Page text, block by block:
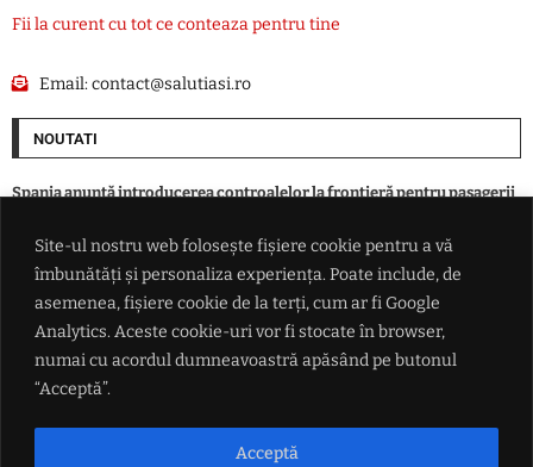
Site-ul nostru web folosește fișiere cookie pentru a vă
îmbunătăți și personaliza experiența. Poate include, de
asemenea, fișiere cookie de la terți, cum ar fi Google
Analytics. Aceste cookie-uri vor fi stocate în browser,
numai cu acordul dumneavoastră apăsând pe butonul
“Acceptă”.
Acceptă
Fii la curent cu tot ce conteaza pentru tine
Email:contact@salutiasi.ro
NOUTATI
Spania anunță introducerea controalelor la frontieră pentru pasagerii
Peste 100 de intervenții ale polițiștilor ieșeni într-o zi. Amenzi de peste
172.000 de lei și 37 de infracțiuni constatate
Astrele nu se aliniază deloc pentru Donald Trump. Instanța a blocat
construirea sălii de bal de la Casa Albă
Șofer de 45 de ani, prins băut la volan în Iași. Alcoolemie de 1,64 mg/l și